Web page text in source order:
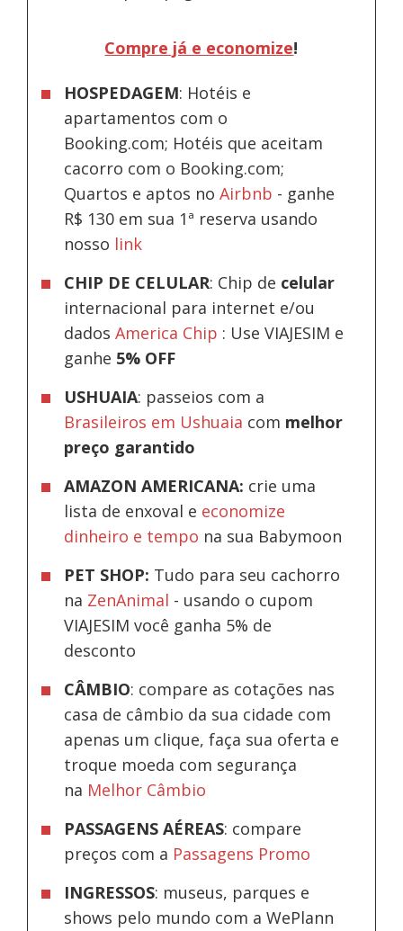
Compre já e economize!
HOSPEDAGEM: Hotéis e
apartamentos com o
Booking.com; Hotéis que aceitam
cacorro com o Booking.com;
Quartos e aptos noAirbnb - ganhe
R$ 130 em sua 1ª reserva usando
nosso link
CHIP DE CELULAR: Chip de celular
internacional para internet e/ou
dadosAmerica Chip : Use VIAJESIM e
ganhe 5% OFF
USHUAIA: passeios com a
Brasileiros em Ushuaia com melhor
preço garantido
AMAZON AMERICANA: crie uma
lista de enxoval e economize
dinheiro e tempo na sua Babymoon
PET SHOP: Tudo para seu cachorro
na ZenAnimal - usando o cupom
VIAJESIM você ganha 5% de
desconto
CÂMBIO: compare as cotações nas
casa de câmbio da sua cidade com
apenas um clique, faça sua oferta e
troque moeda com segurança
na Melhor Câmbio
PASSAGENS AÉREAS: compare
preços com a Passagens Promo
INGRESSOS: museus, parques e
shows pelo mundo com a WePlann